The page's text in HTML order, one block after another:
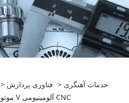
> فناوری پردازش > خدمات آهنگری
> موتور خودکار قرقره فلت تسمه V آلومینیومی CNC